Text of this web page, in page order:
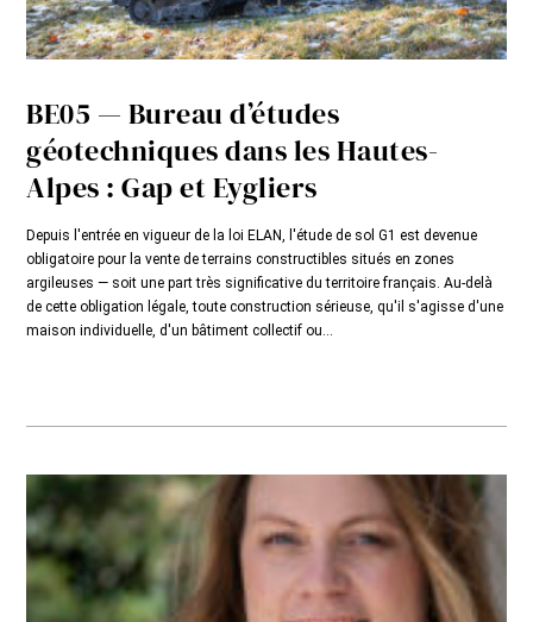
BE05 — Bureau d’études
géotechniques dans les Hautes-
Alpes : Gap et Eygliers
Depuis l'entrée en vigueur de la loi ELAN, l'étude de sol G1 est devenue
obligatoire pour la vente de terrains constructibles situés en zones
argileuses — soit une part très significative du territoire français. Au-delà
de cette obligation légale, toute construction sérieuse, qu'il s'agisse d'une
maison individuelle, d'un bâtiment collectif ou...